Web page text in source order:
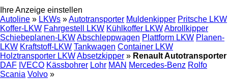
Ihre Anzeige einstellen
Autoline » LKWs »Autotransporter Muldenkipper Pritsche LKW
Koffer-LKW Fahrgestell LKW Kühlkoffer LKWAbrollkipper
Schiebeplanen-LKWAbschleppwagen Plattform LKW Planen-
LKW Kraftstoff-LKW Tankwagen Container LKW
Holztransporter LKWAbsetzkipper » Renault Autotransporter
DAF IVECO Kässbohrer Lohr MAN Mercedes-Benz Rolfo
Scania Volvo »